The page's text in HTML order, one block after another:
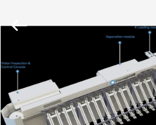
HOGAR
PRODUCTOS
Technology
Co.,Ltd.